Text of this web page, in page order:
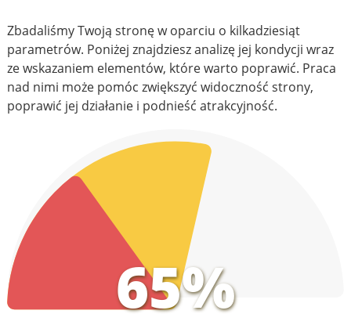
Zbadaliśmy Twoją stronę w oparciu o kilkadziesiąt
parametrów. Poniżej znajdziesz analizę jej kondycji wraz
ze wskazaniem elementów, które warto poprawić. Praca
nad nimi może pomóc zwiększyć widoczność strony,
poprawić jej działanie i podnieść atrakcyjność.
65%